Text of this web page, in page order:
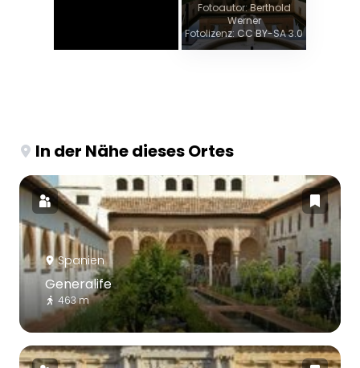
Fotoautor: Berthold
Werner
Fotolizenz: CC BY-SA 3.0
In der Nähe dieses Ortes
Spanien
Generalife
463 m